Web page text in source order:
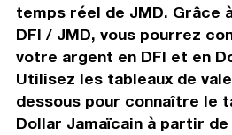
temps réel de JMD. Grâce
DFI / JMD, vous pourrez
votre argent en DFI et en
Utilisez les tableaux de
dessous pour connaître le
Dollar Jamaïcain à partir de